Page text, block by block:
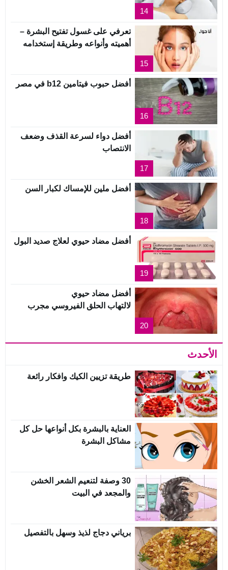
14
15
تعرفي على غسول تفتيح البشرة –
أهميته وأنواعه وطريقة إستخدامه
16
أفضل حبوب فيتامين b12 في مصر
17
أفضل دواء لسرعة القذف وضعف
الانتصاب
18
أفضل ملين للإمساك لكبار السن
19
أفضل مضاد حيوي لعلاج صديد البول
20
أفضل مضاد حيوي
لالتهاب الحلق الفيروسي مجرب
الأحدث
طريقة تزيين الكيك وافكار رائعة
العناية بالبشرة بكل أنواعها حل كل
مشاكل البشرة
30 وصفة لتنعيم الشعر الخشن
والمجعد في البيت
برياني دجاج لذيذ وسهل بالتفصيل